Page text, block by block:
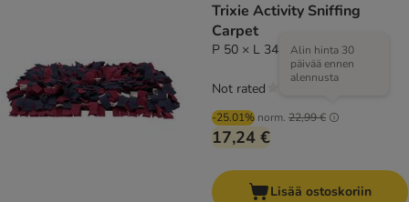
Trixie Activity Sniffing
Carpet
P 50 × L 34 cm
-25.01% norm. 22,99 €
Alin hinta 30
päivää ennen
alennusta
17,24 €
Not rated
Lisää ostoskoriin